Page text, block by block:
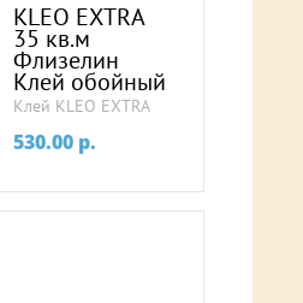
KLEO EXTRA
35 кв.м
Флизелин
Клей обойный
Клей KLEO EXTRA
530.00 p.